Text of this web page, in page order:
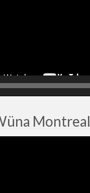
Montreal